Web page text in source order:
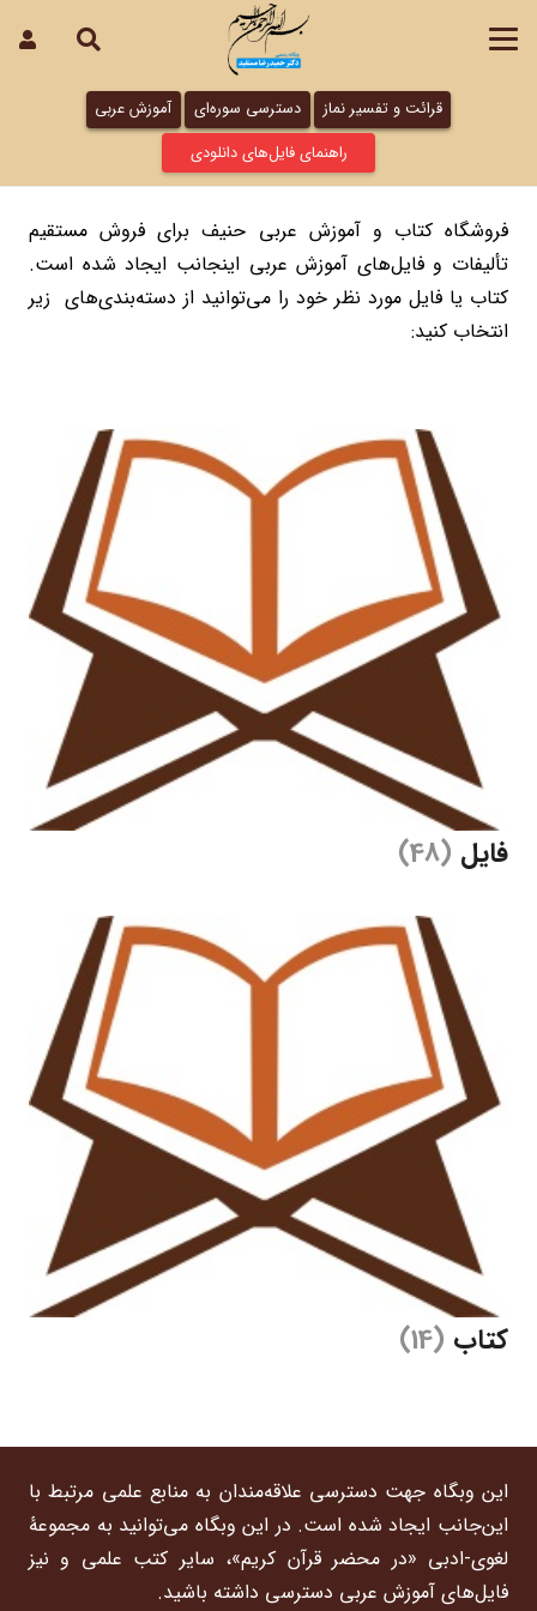
قرائت و تفسیر نماز دسترسی سوره‌ای
آموزش عربی
راهنمای فایل‌های دانلودی
فروشگاه کتاب و آموزش عربی حنیف برای فروش مستقیم
تألیفات و فایل‌های آموزش عربی اینجانب ایجاد شده است.
کتاب یا فایل مورد نظر خود را می‌توانید از دسته‌بندی‌های زیر
انتخاب کنید:
فایل (48)
کتاب (14)
این وبگاه جهت دسترسی علاقه‌مندان به منابع علمی مرتبط با
این‌جانب ایجاد شده است. در این وبگاه می‌توانید به مجموعۀ
لغوی-ادبی «در محضر قرآن کریم»، سایر کتب علمی و نیز
فایل‌های آموزش عربی دسترسی داشته باشید.